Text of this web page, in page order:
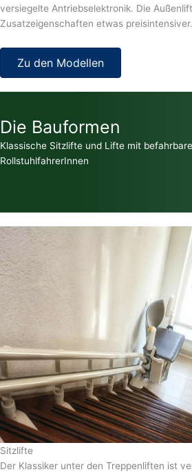
versiegelte Antriebselektronik. Die
Zusatzeigenschaften etwas preisintensiver.
Zu den Modellen
Die Bauformen
Klassische Sitzlifte und Lifte mit
RollstuhlfahrerInnen
Sitzlifte
Der Klassiker unter den Treppenliften ist